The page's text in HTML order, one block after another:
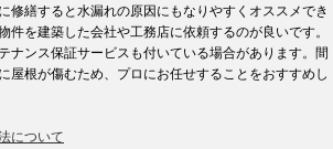
修繕すると水漏れの原因にもなりやすくオススメでき
件を建築した会社や工務店に依頼するのが良いです。
ナンス保証サービスも付いている場合があります。間
屋根が傷むため、プロにお任せすることをおすすめし
について